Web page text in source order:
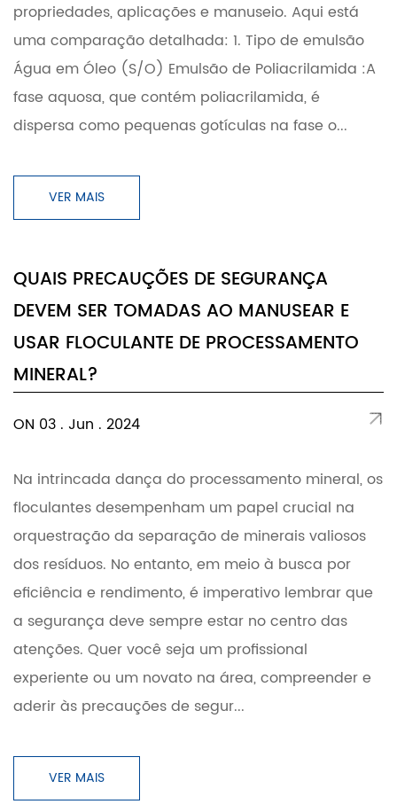
propriedades, aplicações e manuseio. Aqui está
uma comparação detalhada: 1. Tipo de emulsão
Água em Óleo (S/O) Emulsão de Poliacrilamida :A
fase aquosa, que contém poliacrilamida, é
dispersa como pequenas gotículas na fase o...
VER MAIS
QUAIS PRECAUÇÕES DE SEGURANÇA
DEVEM SER TOMADAS AO MANUSEAR E
USAR FLOCULANTE DE PROCESSAMENTO
MINERAL?
ON 03 . Jun . 2024
Na intrincada dança do processamento mineral, os
floculantes desempenham um papel crucial na
orquestração da separação de minerais valiosos
dos resíduos. No entanto, em meio à busca por
eficiência e rendimento, é imperativo lembrar que
a segurança deve sempre estar no centro das
atenções. Quer você seja um profissional
experiente ou um novato na área, compreender e
aderir às precauções de segur...
VER MAIS